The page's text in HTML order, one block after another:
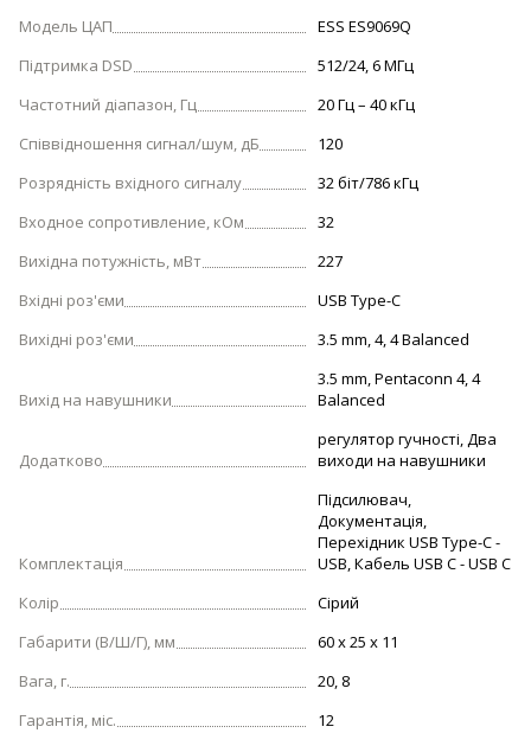
Модель ЦАП
ESS ES9069Q
Підтримка DSD
512/24, 6 МГц
Частотний діапазон, Гц
20 Гц – 40 кГц
Співвідношення сигнал/шум, дБ
120
Розрядність вхідного сигналу
32 біт/786 кГц
Входное сопротивление, кОм
32
Вихідна потужність, мВт
227
Вхідні роз'єми
USB Type-C
Вихідні роз'єми
3.5 mm, 4, 4 Balanced
Вихід на навушники
3.5 mm, Pentaconn 4, 4
Balanced
Додатково
регулятор гучності, Два
виходи на навушники
Комплектація
Підсилювач,
Документація,
Перехідник USB Type-C -
USB, Кабель USB C - USB С
Колір
Сірий
Габарити (В/Ш/Г), мм
60 x 25 x 11
Вага, г.
20, 8
Гарантія, міс.
12